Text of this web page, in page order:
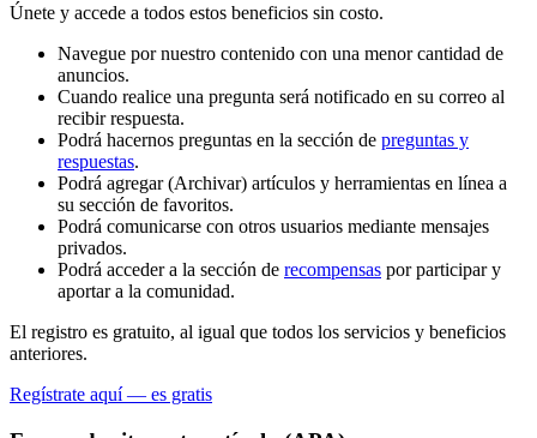
Únete y accede a todos estos beneficios sin costo.
Navegue por nuestro contenido con una menor cantidad de
anuncios.
Cuando realice una pregunta será notificado en su correo al
recibir respuesta.
Podrá hacernos preguntas en la sección de preguntas y
respuestas.
Podrá agregar (Archivar) artículos y herramientas en línea a
su sección de favoritos.
Podrá comunicarse con otros usuarios mediante mensajes
privados.
Podrá acceder a la sección de recompensas por participar y
aportar a la comunidad.
El registro es gratuito, al igual que todos los servicios y beneficios
anteriores.
Regístrate aquí — es gratis